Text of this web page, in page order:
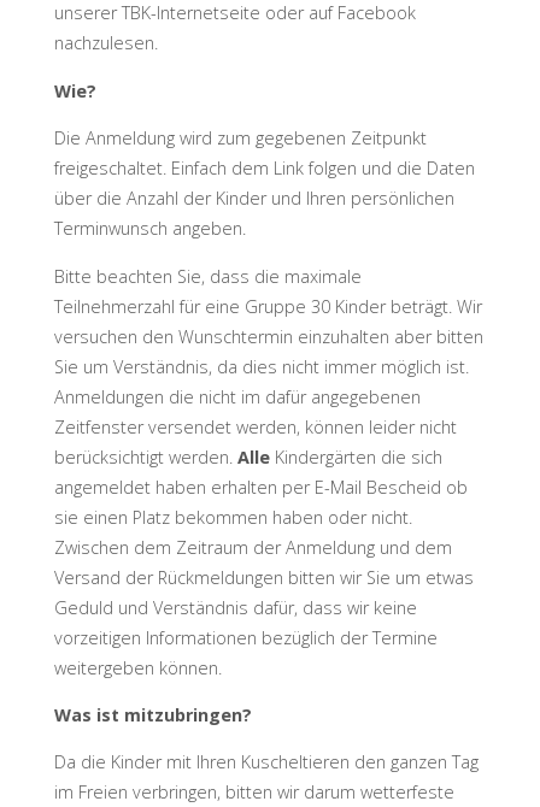
unserer TBK-Internetseite oder auf Facebook
nachzulesen.
Wie?
Die Anmeldung wird zum gegebenen Zeitpunkt
freigeschaltet. Einfach dem Link folgen und die Daten
über die Anzahl der Kinder und Ihren persönlichen
Terminwunsch angeben.
Bitte beachten Sie, dass die maximale
Teilnehmerzahl für eine Gruppe 30 Kinder beträgt. Wir
versuchen den Wunschtermin einzuhalten aber bitten
Sie um Verständnis, da dies nicht immer möglich ist.
Anmeldungen die nicht im dafür angegebenen
Zeitfenster versendet werden, können leider nicht
berücksichtigt werden. AlleKindergärten die sich
angemeldet haben erhalten per E-Mail Bescheid ob
sie einen Platz bekommen haben oder nicht.
Zwischen dem Zeitraum der Anmeldung und dem
Versand der Rückmeldungen bitten wir Sie um etwas
Geduld und Verständnis dafür, dass wir keine
vorzeitigen Informationen bezüglich der Termine
weitergeben können.
Was ist mitzubringen?
Da die Kinder mit Ihren Kuscheltieren den ganzen Tag
im Freien verbringen, bitten wir darum wetterfeste